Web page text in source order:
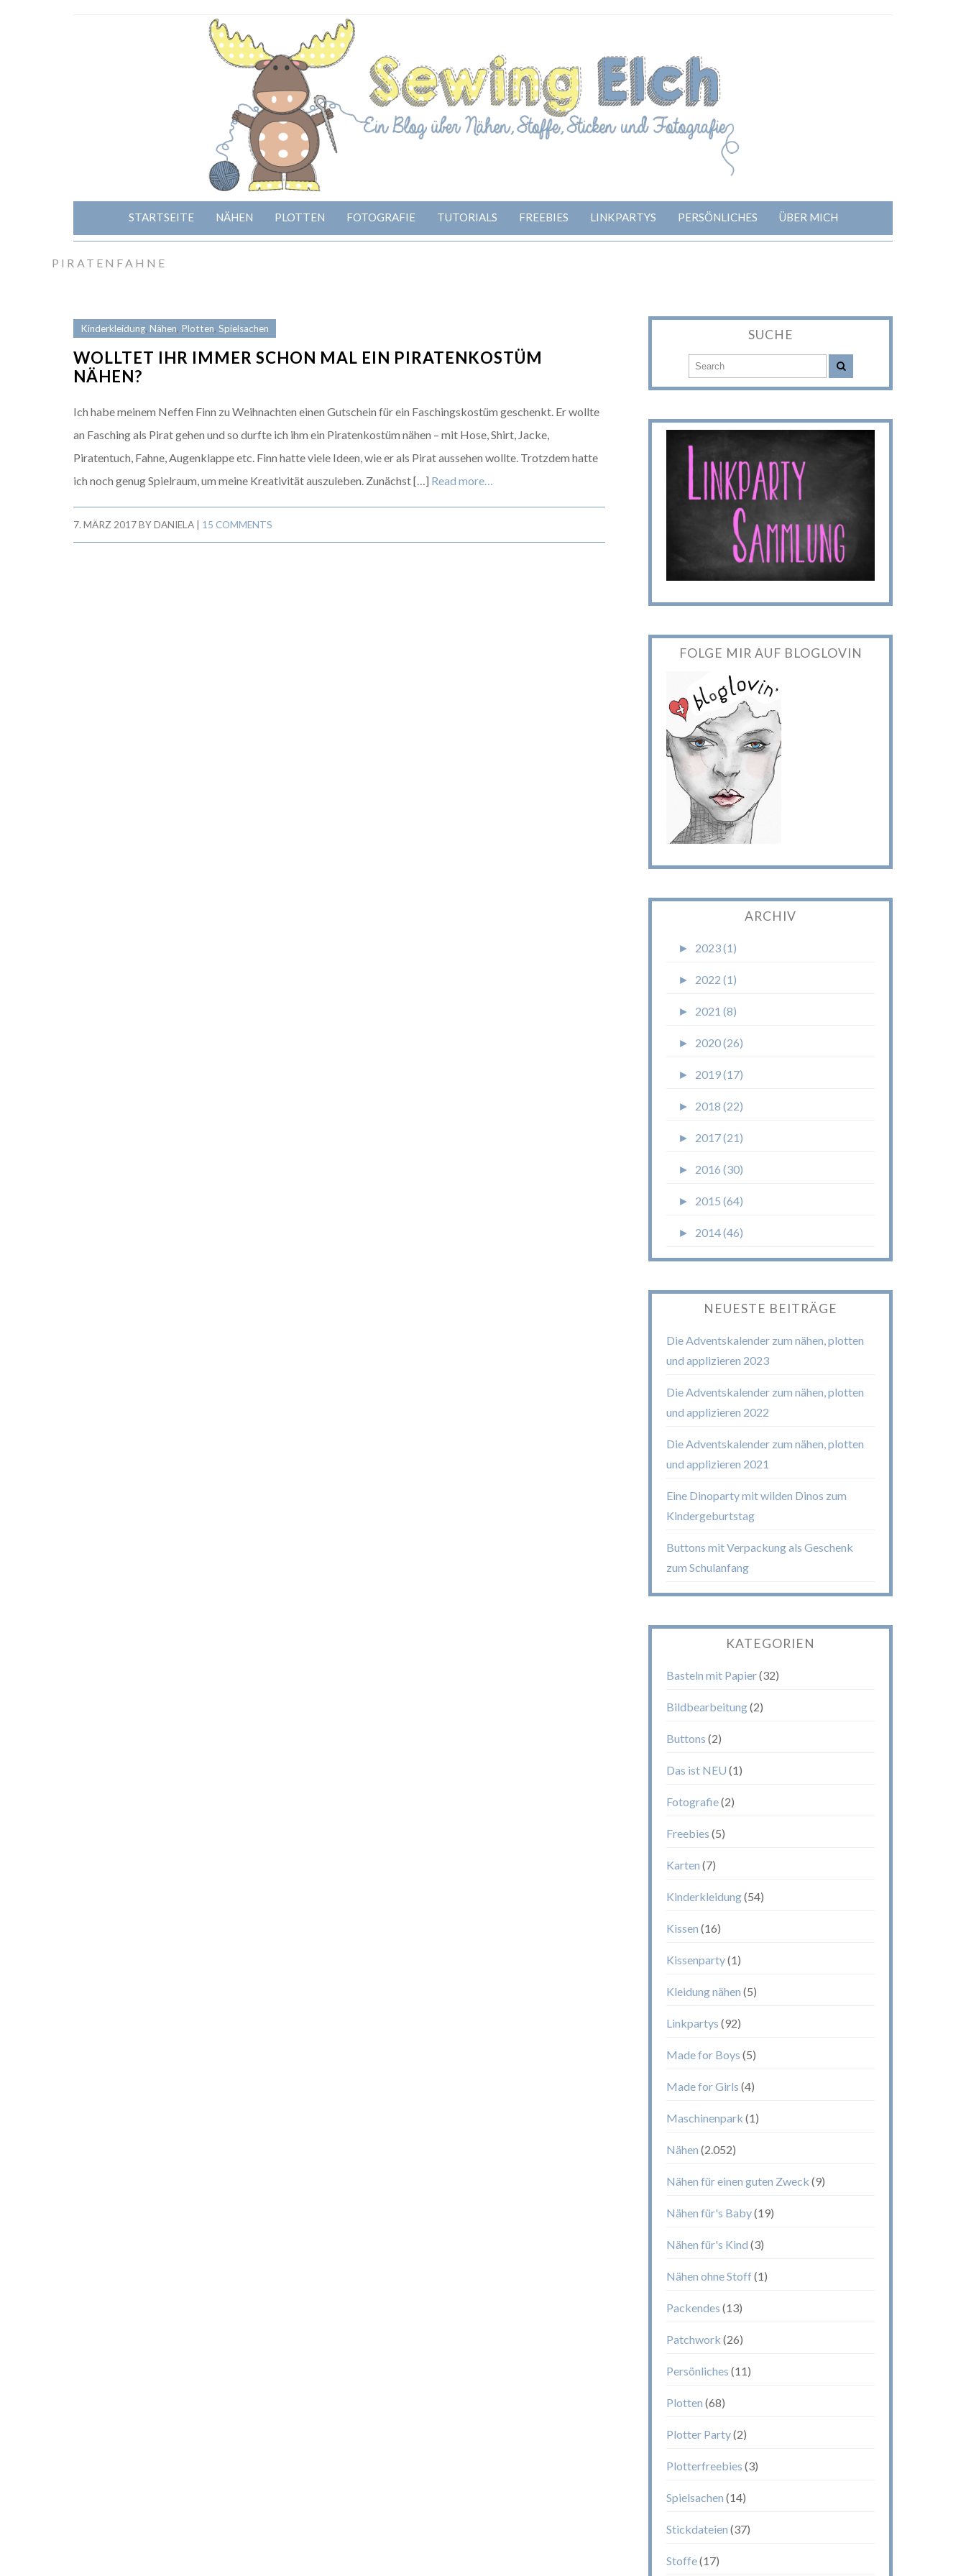
STARTSEITE NÄHEN PLOTTEN FOTOGRAFIE TUTORIALS FREEBIES LINKPARTYS PERSÖNLICHES ÜBER MICH
PIRATENFAHNE
Kinderkleidung, Nähen, Plotten, Spielsachen
WOLLTET IHR IMMER SCHON MAL EIN PIRATENKOSTÜM
NÄHEN?
Ich habe meinem Neffen Finn zu Weihnachten einen Gutschein für ein Faschingskostüm geschenkt. Er wollte
an Fasching als Pirat gehen und so durfte ich ihm ein Piratenkostüm nähen – mit Hose, Shirt, Jacke,
Piratentuch, Fahne, Augenklappe etc. Finn hatte viele Ideen, wie er als Pirat aussehen wollte. Trotzdem hatte
ich noch genug Spielraum, um meine Kreativität auszuleben. Zunächst […] Read more…
7. MÄRZ 2017BYDANIELA 15 COMMENTS
SUCHE
FOLGE MIR AUF BLOGLOVIN
ARCHIV
► 2023 (1)
► 2022 (1)
► 2021 (8)
► 2020 (26)
► 2019 (17)
► 2018 (22)
► 2017 (21)
► 2016 (30)
► 2015 (64)
► 2014 (46)
NEUESTE BEITRÄGE
Die Adventskalender zum nähen, plotten
und applizieren 2023
Die Adventskalender zum nähen, plotten
und applizieren 2022
Die Adventskalender zum nähen, plotten
und applizieren 2021
Eine Dinoparty mit wilden Dinos zum
Kindergeburtstag
Buttons mit Verpackung als Geschenk
zum Schulanfang
KATEGORIEN
Basteln mit Papier(32)
Bildbearbeitung(2)
Buttons (2)
Das ist NEU (1)
Fotografie(2)
Freebies (5)
Karten (7)
Kinderkleidung(54)
Kissen (16)
Kissenparty(1)
Kleidung nähen (5)
Linkpartys (92)
Made for Boys (5)
Made for Girls (4)
Maschinenpark (1)
Nähen (2.052)
Nähen für einen guten Zweck (9)
Nähen für's Baby(19)
Nähen für's Kind (3)
Nähen ohne Stoff (1)
Packendes (13)
Patchwork (26)
Persönliches (11)
Plotten (68)
Plotter Party(2)
Plotterfreebies (3)
Spielsachen (14)
Stickdateien (37)
Stoffe(17)